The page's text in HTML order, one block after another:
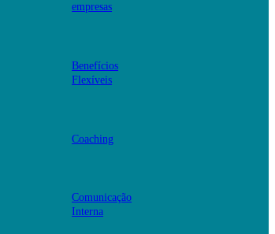
empresas
Benefícios
Flexíveis
Coaching
Comunicação
Interna